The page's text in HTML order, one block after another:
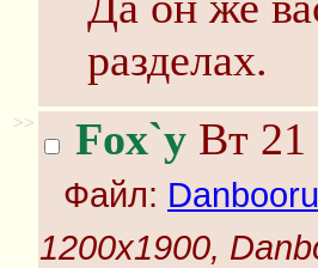
разделах.
>> Fox`y Вт 21
Файл:
1200x1900,